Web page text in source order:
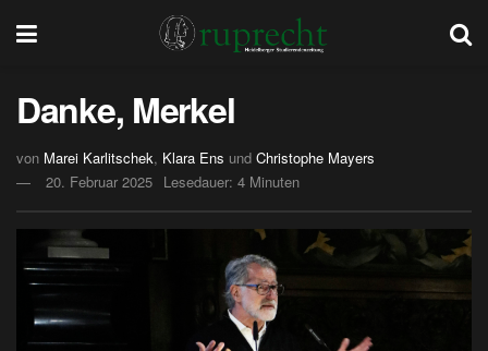
Danke, Merkel
von Marei Karlitschek, Klara Ens und Christophe Mayers
20. Februar 2025 Lesedauer: 4 Minuten